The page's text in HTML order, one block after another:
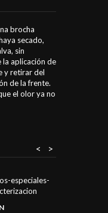
brocha
secado,
sin
aplicación de
y retirar del
de la frente.
el olor ya no
>
<